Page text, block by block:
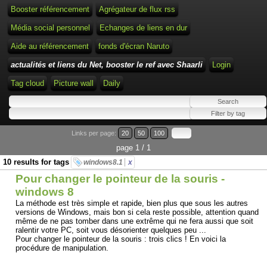
Booster référencement Agrégateur de flux rss
Média social personnel Echanges de liens en dur
Aide au référencement fonds d'écran Naruto
actualités et liens du Net, booster le ref avec Shaarli Login
Tag cloud Picture wall Daily
Links per page: 20 50 100
page 1 / 1
10 results for tags
windows8.1 x
Pour changer le pointeur de la souris -
windows 8
La méthode est très simple et rapide, bien plus que sous les autres
versions de Windows, mais bon si cela reste possible, attention quand
même de ne pas tomber dans une extrême qui ne fera aussi que soit
ralentir votre PC, soit vous désorienter quelques peu ...
Pour changer le pointeur de la souris : trois clics ! En voici la
procédure de manipulation.